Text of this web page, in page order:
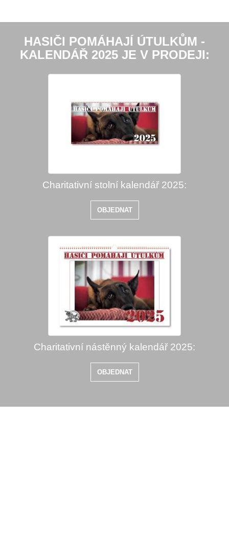
HASIČI POMÁHAJÍ ÚTULKŮM -
KALENDÁŘ 2025 JE V PRODEJI:
Charitativní stolní kalendář 2025:
OBJEDNAT
Charitativní nástěnný kalendář 2025:
OBJEDNAT